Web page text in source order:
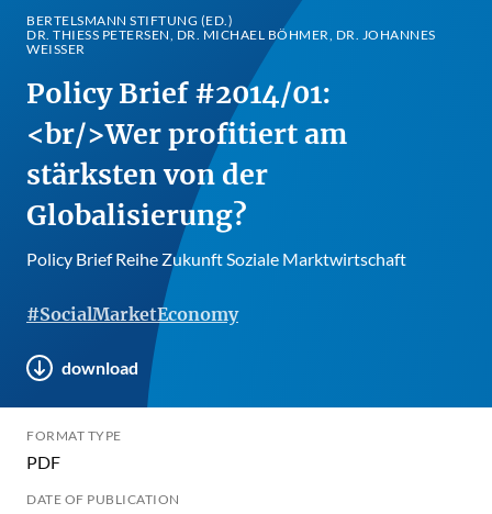
BERTELSMANN STIFTUNG (ED.)
DR. THIESS PETERSEN, DR. MICHAEL BÖHMER, DR. JOHANNES W
EISSER
Policy Brief #2014/01:
<br/>Wer profitiert am
stärksten von der
Globalisierung?
Policy Brief Reihe Zukunft Soziale Marktwirtschaft
#SocialMarketEconomy
download
FORMAT TYPE
PDF
DATE OF PUBLICATION